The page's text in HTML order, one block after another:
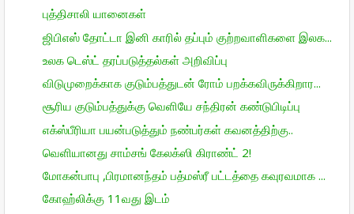
புத்திசாலி யானைகள்
ஜிபிஎஸ் தோட்டா இனி காரில் தப்பும் குற்றவாளிகளை இலக...
உலக டெஸ்ட் தரப்படுத்தல்கள் அறிவிப்பு
விடுமுறைக்காக குடும்பத்துடன் ரோம் பறக்கவிருக்கிறார...
சூரிய குடும்பத்துக்கு வெளியே சந்திரன் கண்டுபிடிப்பு
எக்ஸ்பீரியா பயன்படுத்தும் நண்பர்கள் கவனத்திற்கு..
வெளியானது சாம்சங் கேலக்ஸி கிராண்ட் 2!
மோகன்பாபு ,பிரமானந்தம் பத்மஸ்ரீ பட்டத்தை கவுரவமாக ...
கோஹ்லிக்கு 11வது இடம்